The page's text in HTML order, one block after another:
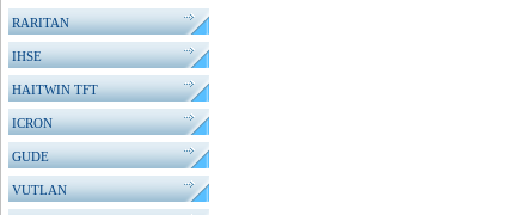
RARITAN
IHSE
HAITWIN TFT
ICRON
GUDE
VUTLAN